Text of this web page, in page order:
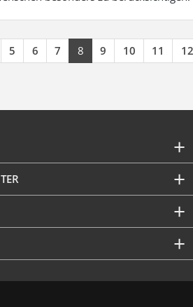
5 6 7 8 9 10 11 12